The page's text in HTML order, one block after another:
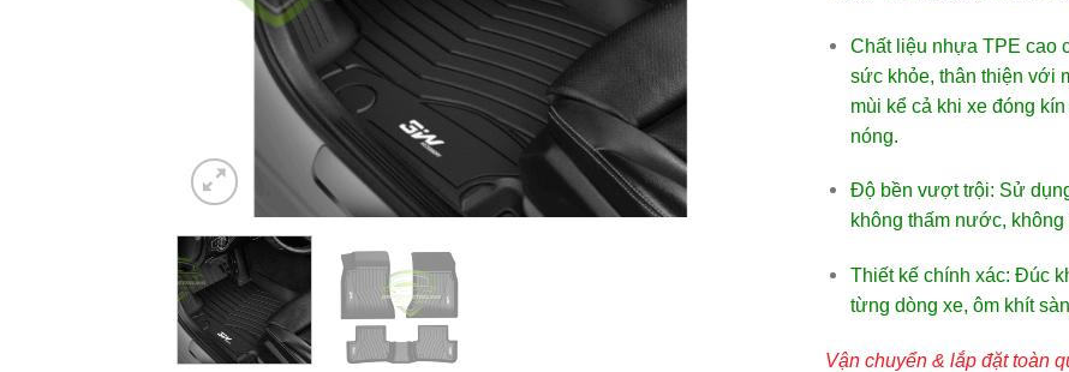
Chất liệu nhựa TPE cao
sức khỏe, thân thiện với
mùi kể cả khi xe đóng kín
nóng.
Độ bền vượttrội: Sử
không thấm nước, không
Thiết kế chính xác: Đúc
từng dòng xe, ôm khít
Vận chuyển & lắp đặt toàn